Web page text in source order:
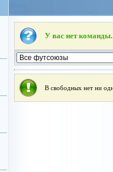
У вас нет
В свободных нет ни